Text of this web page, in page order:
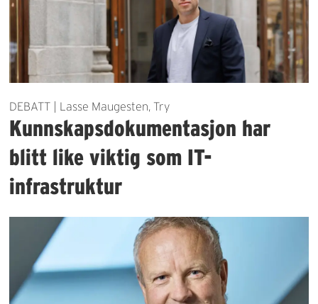
DEBATT | Lasse Maugesten, Try
Kunnskapsdokumentasjon har
blitt like viktig som IT-
infrastruktur